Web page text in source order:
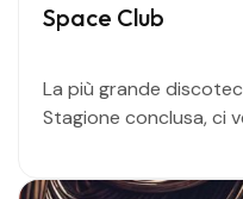
Space Club
La più grande
Stagione conclusa, ci